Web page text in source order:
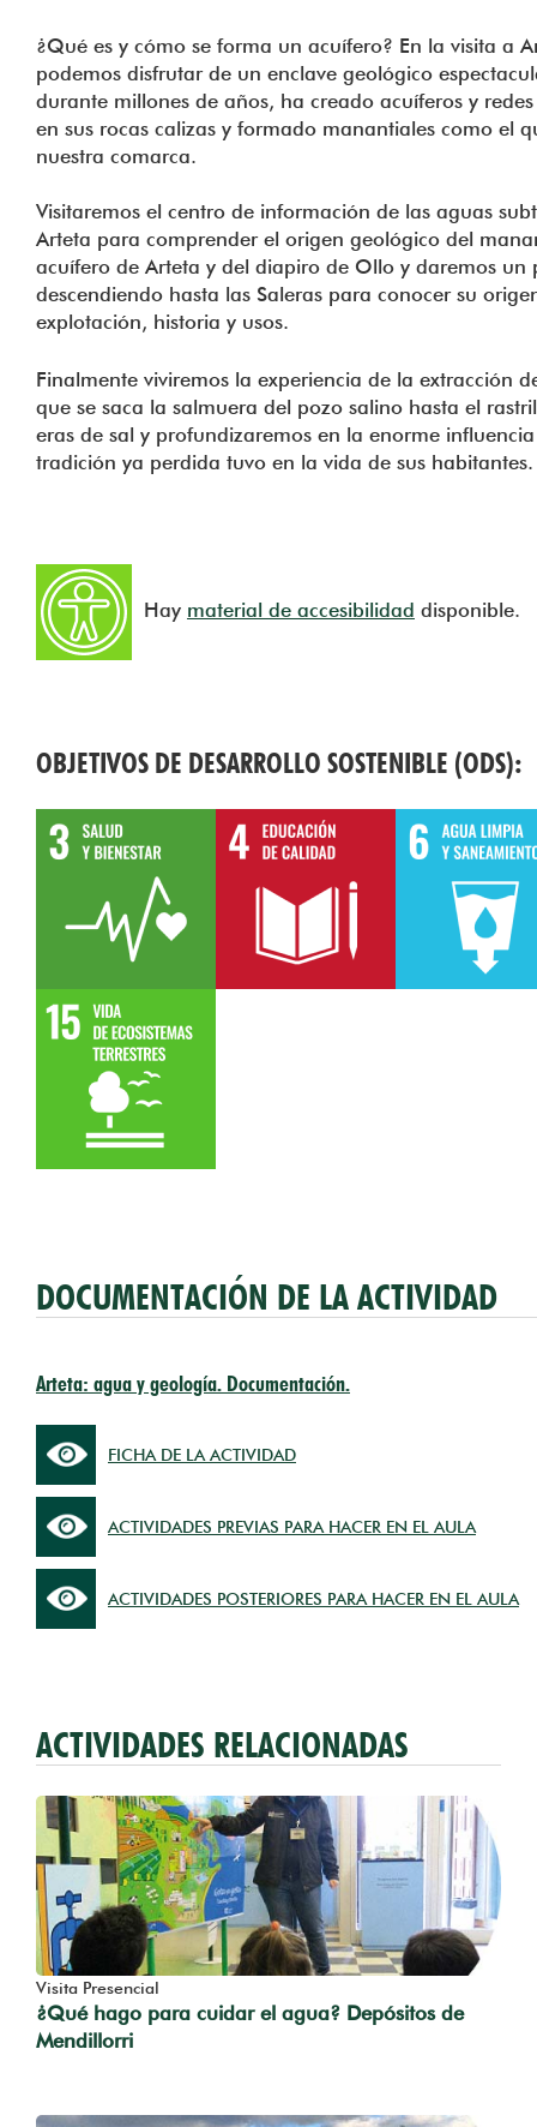
¿Qué es y cómo se forma un acuífero? En la visita a
podemos disfrutar de un enclave geológico
durante millones de años, ha creado acuíferos y
en sus rocas calizas y formado manantiales como el
nuestra comarca.
Visitaremos el centro de información de las aguas
Arteta para comprender el origen geológico del
acuífero de Arteta y del diapiro de Ollo y daremos un
descendiendo hasta las Saleras para conocer su
explotación, historia y usos.
Finalmente viviremos la experiencia de la extracción
que se saca la salmuera del pozo salino hasta el
eras de sal y profundizaremos en la enorme
tradición ya perdida tuvo en la vida de sus habitantes.
Hay material de accesibilidad disponible.
OBJETIVOS DE DESARROLLO SOSTENIBLE (ODS):
DOCUMENTACIÓN DE LA ACTIVIDAD
Arteta: agua y geología. Documentación.
FICHA DE LA ACTIVIDAD
ACTIVIDADES PREVIAS PARA HACER EN EL AULA
ACTIVIDADES POSTERIORES PARA HACER EN EL AULA
ACTIVIDADES RELACIONADAS
Visita Presencial
¿Qué hago para cuidar el agua? Depósitos de
Mendillorri